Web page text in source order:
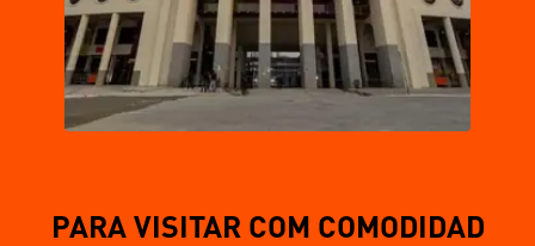
PARA VISITAR COM COMODIDAD